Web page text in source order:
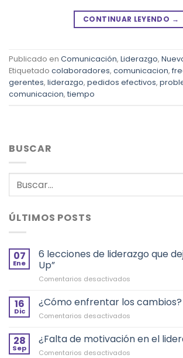
CONTINUAR LEYENDO →
Publicado en Comunicación, Liderazgo,
Etiquetado colaboradores, comunicacion,
gerentes, liderazgo, pedidos efectivos,
comunicacion, tiempo
BUSCAR
ÚLTIMOS POSTS
07
Ene
6 lecciones de liderazgo que
Up”
Comentarios desactivados
lecciones
de
deja
16
Dic
¿Cómo enfrentar los cambios?
Comentarios desactivados
enfrentar
los
28
Sep
¿Falta de motivación en el
Comentarios desactivados